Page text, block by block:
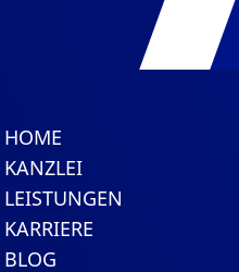
HOME
KANZLEI
LEISTUNGEN
KARRIERE
BLOG